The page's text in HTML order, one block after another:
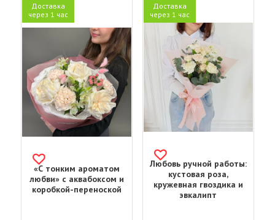
Доставка
через 1 час
«С тонким ароматом
любви» с аквабоксом и
коробкой-переноской
Доставка
через 1 час
Любовь ручной работы:
кустовая роза,
кружевная гвоздика и
эвкалипт